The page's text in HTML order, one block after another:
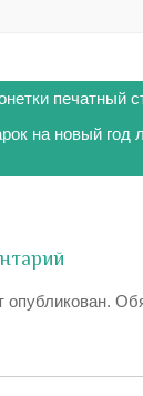
печатный
на новый год